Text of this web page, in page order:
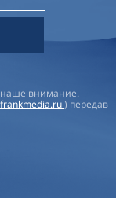
наше внимание.
) передав